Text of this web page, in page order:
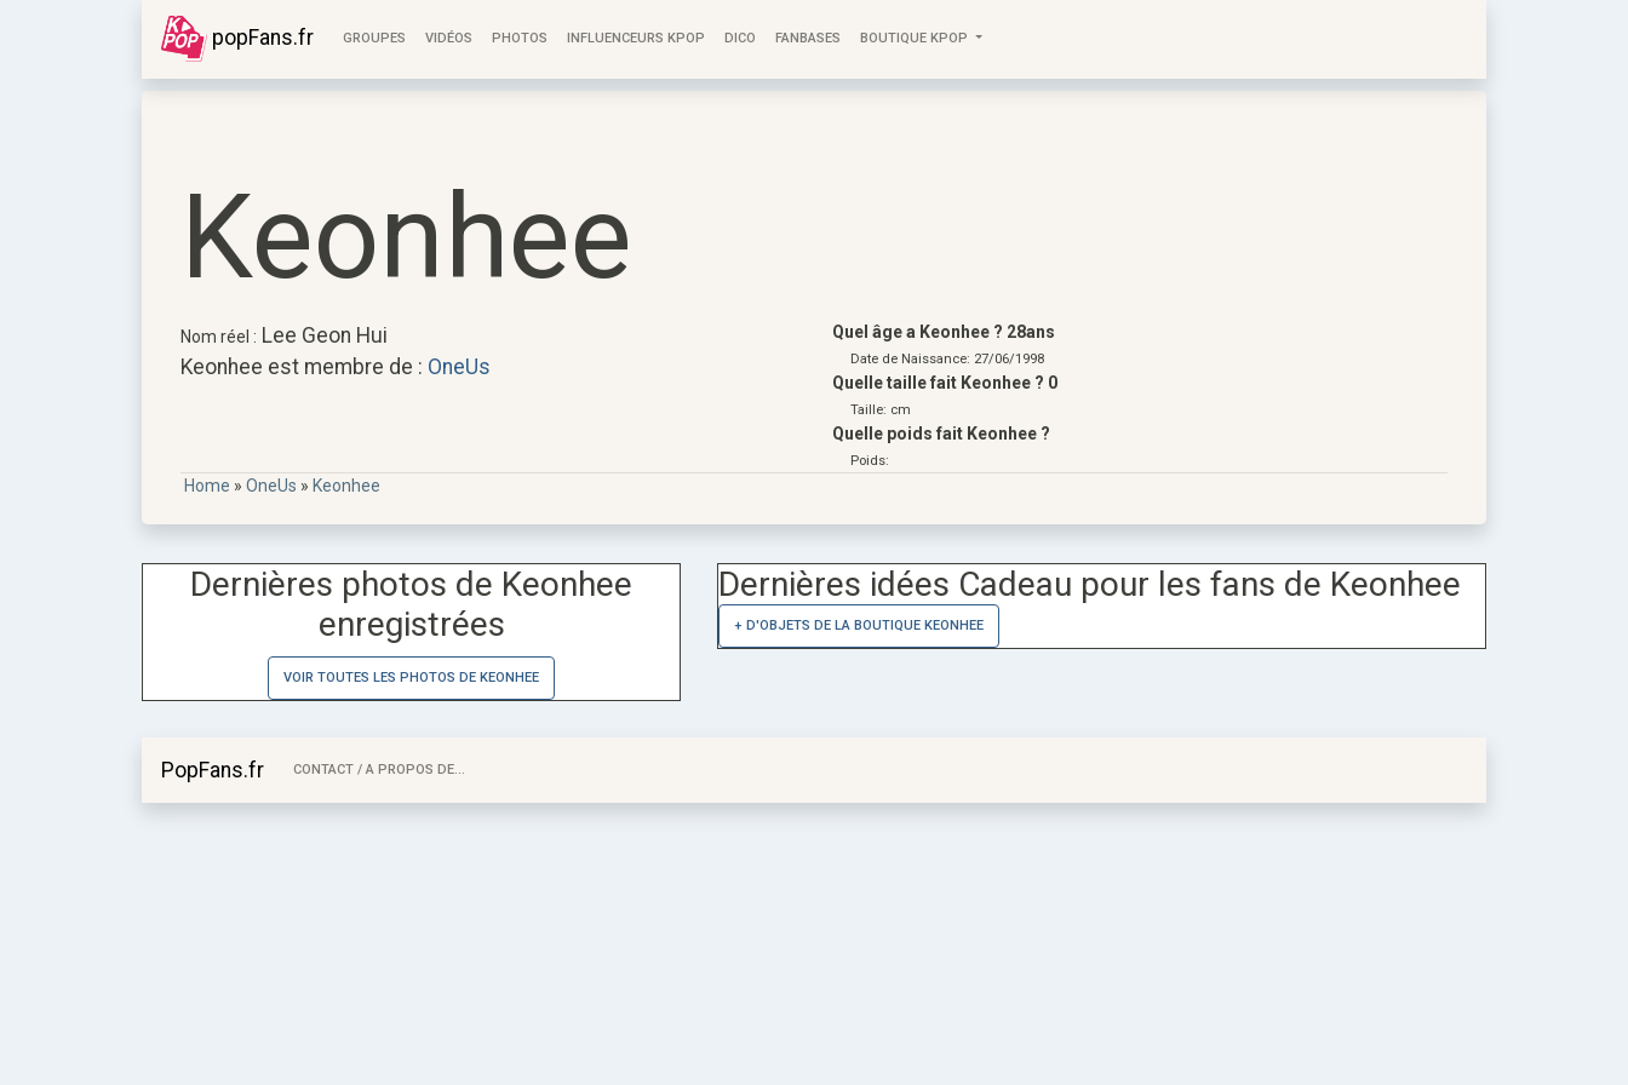
popFans.fr GROUPES VIDÉOS PHOTOS INFLUENCEURS KPOP DICO FANBASES BOUTIQUE KPOP
Keonhee
Nom réel : Lee Geon Hui
Keonhee est membre de : OneUs
Quel âge a Keonhee ? 28ans
Date de Naissance: 27/06/1998
Quelle taille fait Keonhee ? 0
Taille: cm
Quelle poids fait Keonhee ?
Poids:
Home » OneUs » Keonhee
Dernières photos de Keonhee
enregistrées
VOIR TOUTES LES PHOTOS DE KEONHEE
Dernières idées Cadeau pour les fans de Keonhee
+ D'OBJETS DE LA BOUTIQUE KEONHEE
PopFans.fr CONTACT / A PROPOS DE...